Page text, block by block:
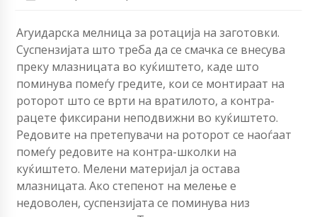
Aryидарска мелница за ротација на заготовки.
Суспензијата што треба да се смачка се внесува
преку млазницата во куќиштето, каде што
поминува помеѓу гредите, кои се монтираат на
роторот што се врти на вратилото, а контра-
рацете фиксирани неподвижни во куќиштето.
Редовите на претепувачи на роторот се наоѓаат
помеѓу редовите на контра-школки на
куќиштето. Мелени материјал ја остава
млазницата. Ако степенот на мелење е
недоволен, суспензијата се поминува низ